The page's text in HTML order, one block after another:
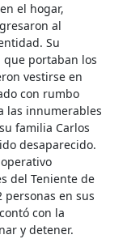
el hogar,
al
Su
portaban los
vestirse en
con rumbo
las innumerables
familia Carlos
desaparecido.
del Teniente de
personas en sus
con la
y detener.